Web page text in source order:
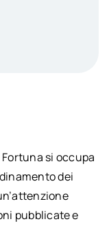
si occupa
dei
pubblicate e